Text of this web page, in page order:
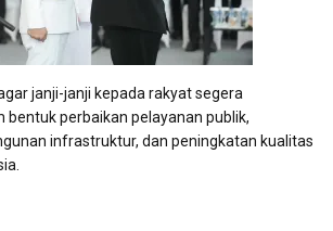
janji-janji kepada rakyat segera
bentuk perbaikan pelayanan publik,
infrastruktur, dan peningkatan kualitas